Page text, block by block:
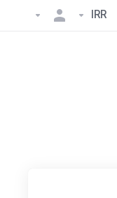
IRR